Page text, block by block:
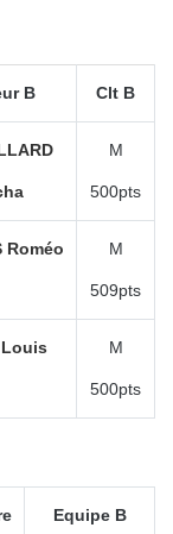
B Clt B
M
500pts
Roméo M
509pts
Louis M
500pts
Equipe B